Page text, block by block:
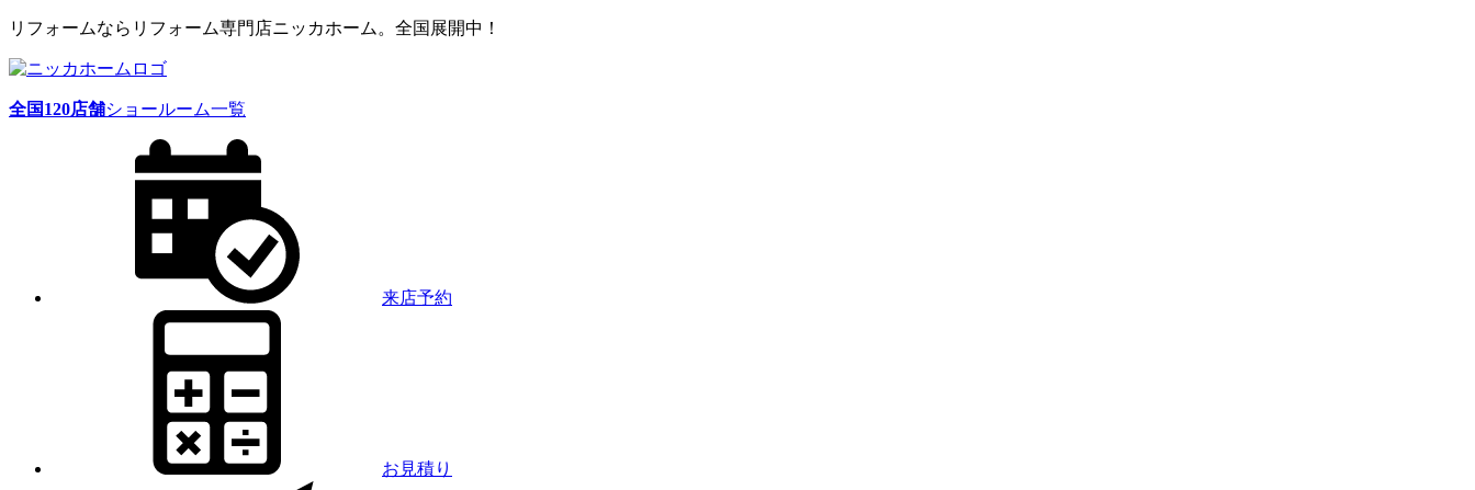
リフォームならリフォーム専門店ニッカホーム。全国展開中！
全国120店舗ショールーム一覧
来店予約
お見積り